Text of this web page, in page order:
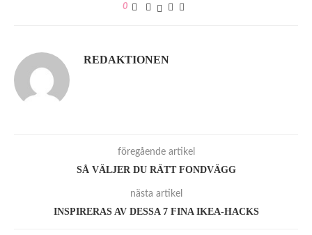
0
REDAKTIONEN
föregående artikel
SÅ VÄLJER DU RÄTT FONDVÄGG
nästa artikel
INSPIRERAS AV DESSA 7 FINA IKEA-HACKS